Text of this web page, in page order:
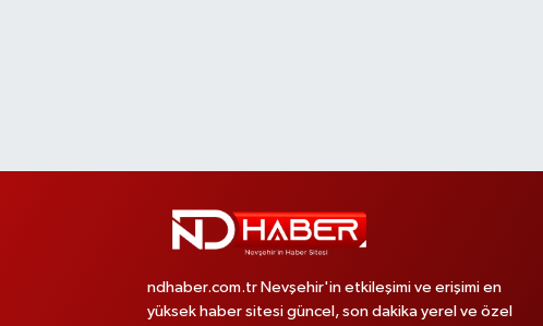
ndhaber.com.tr Nevşehir'in etkileşimi ve erişimi en
yüksek haber sitesi güncel, son dakika yerel ve özel